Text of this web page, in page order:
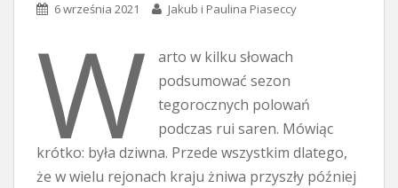
6 września 2021 Jakub i Paulina Piaseccy
W
arto w kilku słowach
podsumować sezon
tegorocznych polowań
podczas rui saren. Mówiąc
krótko: była dziwna. Przede wszystkim dlatego,
że w wielu rejonach kraju żniwa przyszły później